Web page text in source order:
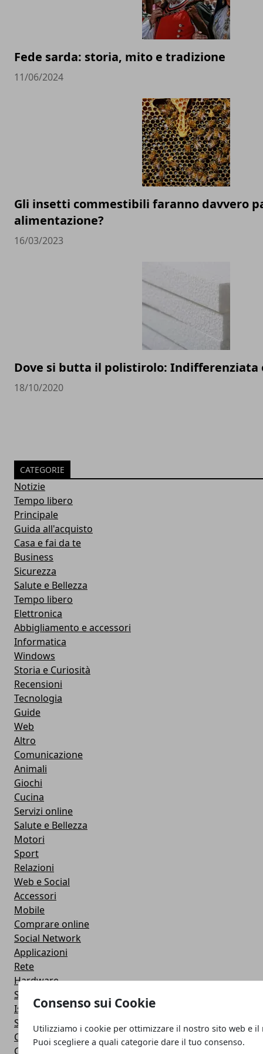
Consenso sui Cookie
Utilizziamo i cookie per ottimizzare il nostro sito web e il
Puoi scegliere a quali categorie dare il tuo consenso.
Fede sarda: storia, mito e tradizione
11/06/2024
Gli insetti commestibili faranno davvero
alimentazione?
16/03/2023
Dove si butta il polistirolo: Indifferenziata
18/10/2020
CATEGORIE
Notizie
Tempo libero
Principale
Guida all'acquisto
Casa e fai da te
Business
Sicurezza
Salute e Bellezza
Tempo libero
Elettronica
Abbigliamento e accessori
Informatica
Windows
Storia e Curiosità
Recensioni
Tecnologia
Guide
Web
Altro
Comunicazione
Animali
Giochi
Cucina
Servizi online
Salute e Bellezza
Motori
Sport
Relazioni
Web e Social
Accessori
Mobile
Comprare online
Social Network
Applicazioni
Rete
Hardware
Sviluppo Web
Istruzione
Streaming
Cloud
Casa e fai da te